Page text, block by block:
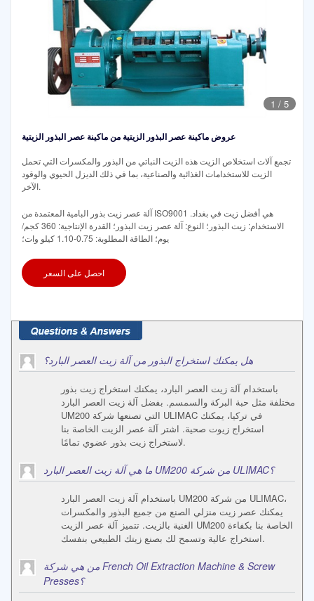
1 / 5
عروض ماكينة عصر البذور الزيتية من ماكينة عصر البذور الزيتية
تجمع آلات استخلاص الزيت هذه الزيت النباتي من البذور والمكسرات التي تحمل
الزيت للاستخدامات الغذائية والصناعية، بما في ذلك الديزل الحيوي والوقود
الآخر.
آلة عصر زيت بذور البامية المعتمدة من ISO9001 هي أفضل زيت في بغداد.
الاستخدام: زيت البذور؛ النوع: آلة عصر زيت البذور؛ القدرة الإنتاجية: 360 كجم/
يوم؛ الطاقة المطلوبة: 0.75-1.10 كيلو وات؛
احصل على السعر
هل يمكنك استخراج البذور من آلة زيت العصر البارد؟
باستخدام آلة زيت العصر البارد، يمكنك استخراج زيت بذور
مختلفة مثل حبة البركة والسمسم. بفضل آلة زيت العصر البارد
UM200 التي تصنعها شركة ULIMAC في تركيا، يمكنك
استخراج زيوت صحية. اشتر آلة عصر الزيت الخاصة بنا
لاستخراج زيت بذور عضوي تمامًا.
ما هي آلة زيت العصر البارد UM200 من شركة ULIMAC؟
باستخدام آلة زيت العصر البارد UM200 من شركة ULIMAC،
يمكنك عصر زيت منزلي الصنع من جميع البذور والمكسرات
الغنية بالزيت. تتميز آلة عصر الزيت UM200 الخاصة بنا بكفاءة
استخراج عالية وتسمح لك بصنع زيتك الطبيعي بنفسك.
من هي شركة French Oil Extraction Machine & Screw
Presses؟